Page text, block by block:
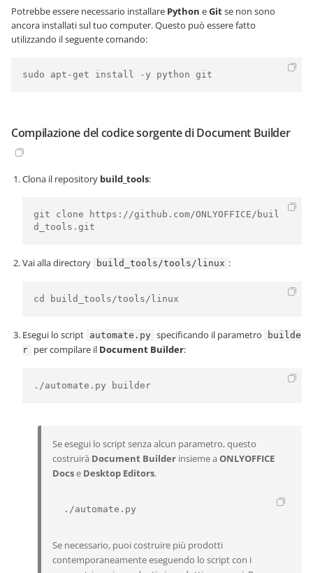
Potrebbe essere necessario installare Python eGitse non sono
ancora installati sul tuo computer. Questo può essere fatto
utilizzando il seguente comando:
sudo apt-get install -y python git
Compilazione del codice sorgente di Document Builder
Clona il repository build_tools:
git clone https://github.com/ONLYOFFICE/buil
d_tools.git
Vai alla directory build_tools/tools/linux :
cd build_tools/tools/linux
Esegui lo script automate.py specificando il parametro
builde
r per compilare il Document Builder:
./automate.py builder
Se esegui lo script senza alcun parametro, questo
costruirà Document Builder insieme a ONLYOFFICE
Docse Desktop Editors.
./automate.py
Se necessario, puoi costruire più prodotti
contemporaneamente eseguendo lo script con i